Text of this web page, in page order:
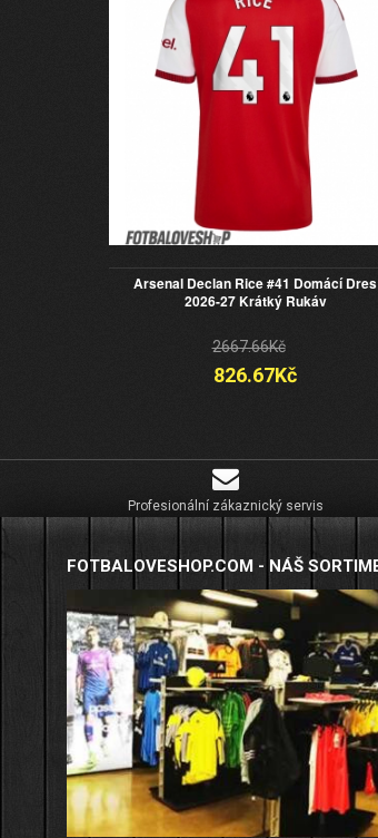
Arsenal Declan Rice #41 Domácí Dres
2026-27 Krátký Rukáv
2667.66Kč
826.67Kč
Profesionální zákaznický servis
FOTBALOVESHOP.COM - NÁŠ